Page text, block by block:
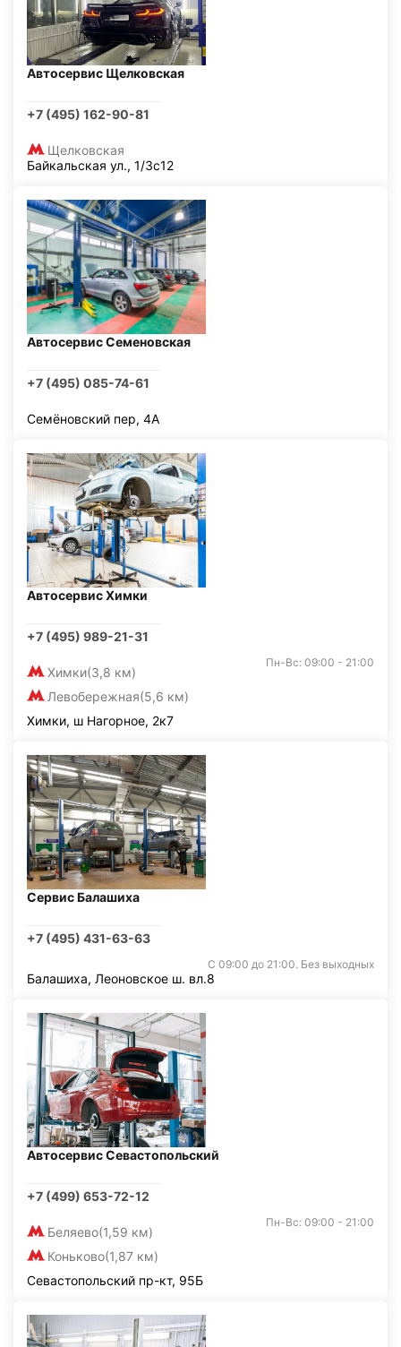
Автосервис Щелковская
+7 (495) 162-90-81
Щелковская
Байкальская ул., 1/3с12
Автосервис Семеновская
+7 (495) 085-74-61
Семёновский пер, 4А
Автосервис Химки
+7 (495) 989-21-31
Химки(3,8 км)
Левобережная(5,6 км)
Пн-Вс: 09:00 - 21:00
Химки, ш Нагорное, 2к7
Сервис Балашиха
+7 (495) 431-63-63
С 09:00 до 21:00. Без выходных
Балашиха, Леоновское ш. вл.8
Автосервис Севастопольский
+7 (499) 653-72-12
Беляево(1,59 км)
Коньково(1,87 км)
Пн-Вс: 09:00 - 21:00
Севастопольский пр-кт, 95Б